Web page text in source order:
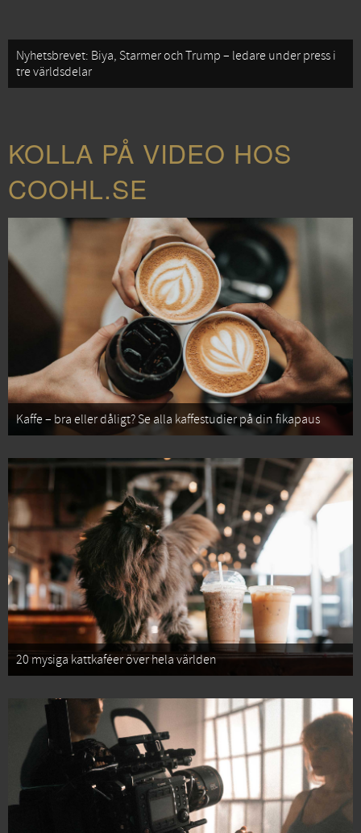
Nyhetsbrevet: Biya, Starmer och Trump – ledare under press i
tre världsdelar
KOLLA PÅ VIDEO HOS
COOHL.SE
Kaffe – bra eller dåligt? Se alla kaffestudier på din fikapaus
20 mysiga kattkaféer över hela världen